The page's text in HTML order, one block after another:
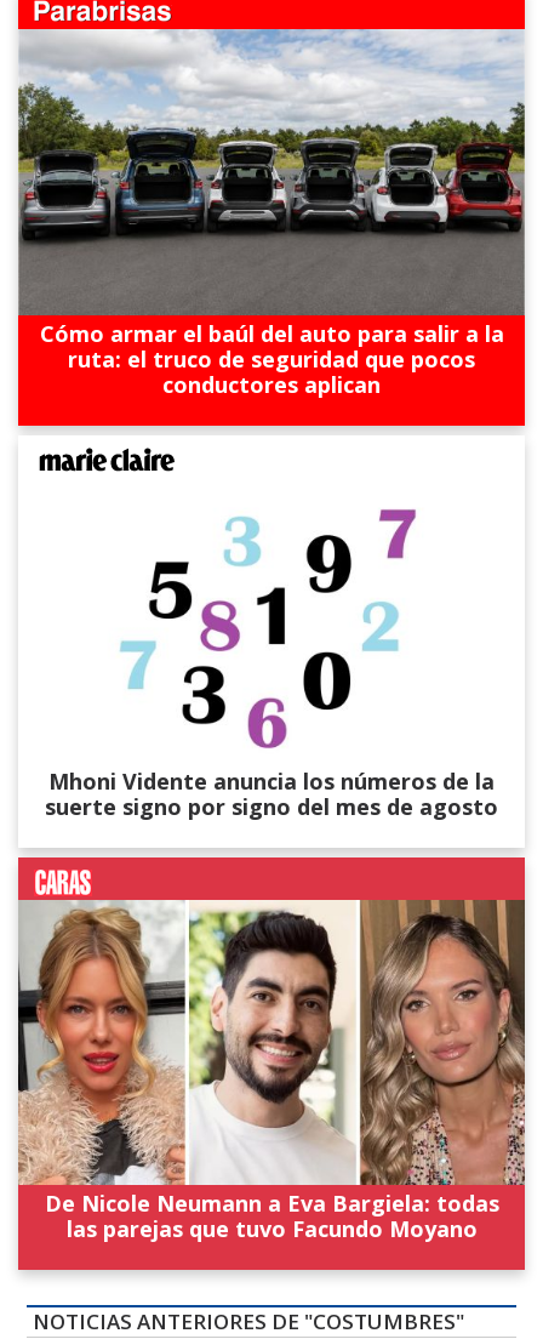
Cómo armar el baúl del auto para salir a la
ruta: el truco de seguridad que pocos
conductores aplican
Mhoni Vidente anuncia los números de la
suerte signo por signo del mes de agosto
De Nicole Neumann a Eva Bargiela: todas
las parejas que tuvo Facundo Moyano
NOTICIAS ANTERIORES DE "COSTUMBRES"